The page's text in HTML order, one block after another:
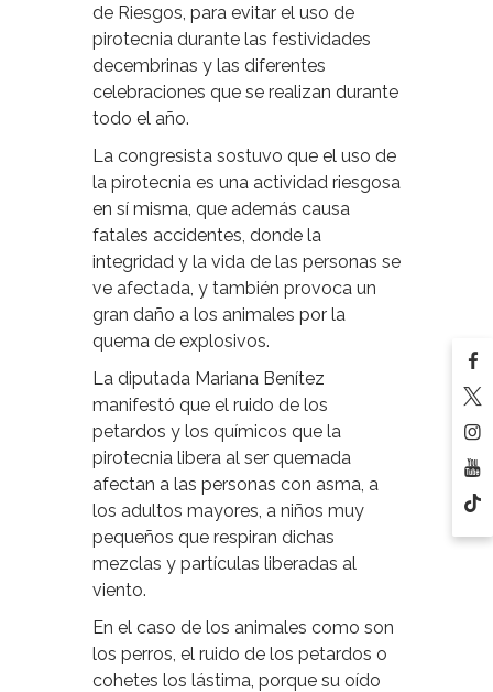
de Riesgos, para evitar el uso de
pirotecnia durante las festividades
decembrinas y las diferentes
celebraciones que se realizan durante
todo el año.
La congresista sostuvo que el uso de
la pirotecnia es una actividad riesgosa
en sí misma, que además causa
fatales accidentes, donde la
integridad y la vida de las personas se
ve afectada, y también provoca un
gran daño a los animales por la
quema de explosivos.
La diputada Mariana Benítez
manifestó que el ruido de los
petardos y los químicos que la
pirotecnia libera al ser quemada
afectan a las personas con asma, a
los adultos mayores, a niños muy
pequeños que respiran dichas
mezclas y partículas liberadas al
viento.
En el caso de los animales como son
los perros, el ruido de los petardos o
cohetes los lástima, porque su oído